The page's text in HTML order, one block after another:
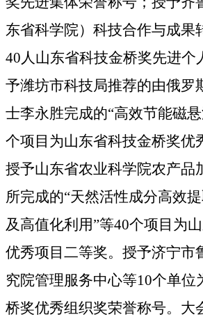
东省科学院）科技合作与成果
40人山东省科技金桥奖先进个
予潍坊市科技局推荐的由俄罗
士李永胜完成的“高效节能磁
个项目为山东省科技金桥奖优
授予山东省农业科学院农产品
所完成的“天然活性成分高效
及高值化利用”等40个项目为
优秀项目二等奖。授予济宁市
究院管理服务中心等10个单位
桥奖优秀组织奖荣誉称号。大